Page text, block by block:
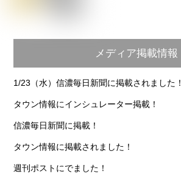
メディア掲載情報
1/23（水）信濃毎日新聞に掲載されました！
タウン情報にインシュレーター掲載！
信濃毎日新聞に掲載！
タウン情報に掲載されました！
週刊ポストにでました！